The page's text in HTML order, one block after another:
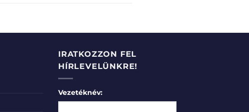
IRATKOZZON FEL
HÍRLEVELÜNKRE!
Vezetéknév: